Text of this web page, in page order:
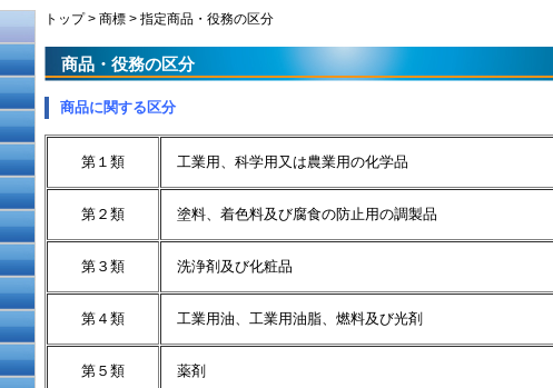
トップ> 商標 > 指定商品・役務の区分
商品・役務の区分
商品に関する区分
第１類 工業用、科学用又は農業用の化学品
第２類 塗料、着色料及び腐食の防止用の調製品
第３類 洗浄剤及び化粧品
第４類 工業用油、工業用油脂、燃料及び光剤
第５類 薬剤